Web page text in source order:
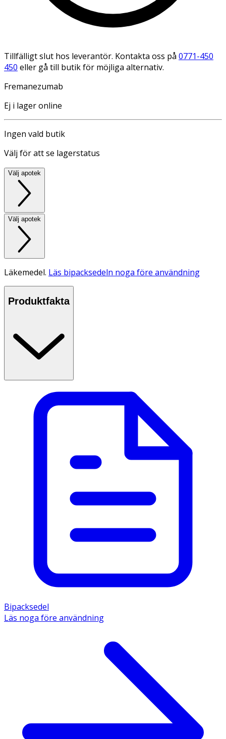
Tillfälligt slut hos leverantör. Kontakta oss på 0771-450
450 eller gå till butik för möjliga alternativ.
Fremanezumab
Ej i lager online
Ingen vald butik
Välj för att se lagerstatus
Välj apotek
Välj apotek
Läkemedel. Läs bipacksedeln noga före användning
Produktfakta
Bipacksedel
Läs noga före användning